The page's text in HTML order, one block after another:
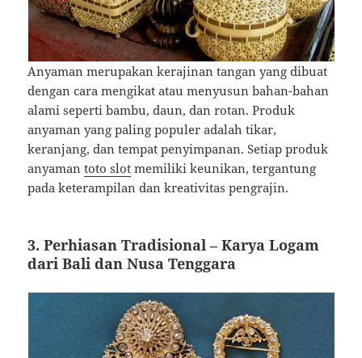
Anyaman merupakan kerajinan tangan yang dibuat
dengan cara mengikat atau menyusun bahan-bahan
alami seperti bambu, daun, dan rotan. Produk
anyaman yang paling populer adalah tikar,
keranjang, dan tempat penyimpanan. Setiap produk
anyamantoto slot memiliki keunikan, tergantung
pada keterampilan dan kreativitas pengrajin.
3.Perhiasan Tradisional – Karya Logam
dari Bali dan Nusa Tenggara